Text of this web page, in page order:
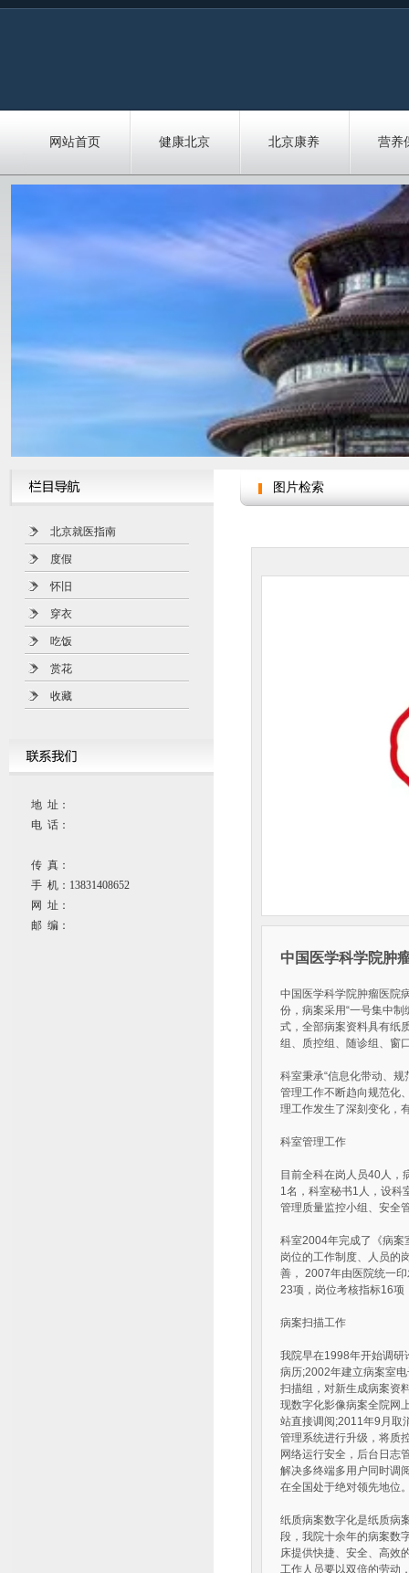
网站首页 健康北京 北京康养 营养
地 址：
电 话：
传 真：
手 机：13831408652
网 址：
邮 编：
北京就医指南
度假
怀旧
穿衣
吃饭
赏花
收藏
图片检索
中国医学科学院肿
中国医学科学院肿瘤医院
份，病案采用“一号集中
式，全部病案资料具有纸
组、质控组、随诊组、窗
科室秉承“信息化带动、
管理工作不断趋向规范化
理工作发生了深刻变化，
科室管理工作
目前全科在岗人员40人，
1名，科室秘书1人，设科
管理质量监控小组、安全
科室2004年完成了《病案
岗位的工作制度、人员的
善， 2007年由医院统一
23项，岗位考核指标16项
病案扫描工作
我院早在1998年开始调研
病历;2002年建立病案室
扫描组，对新生成病案资
现数字化影像病案全院网
站直接调阅;2011年9月取
管理系统进行升级，将质
网络运行安全，后台日志
解决多终端多用户同时调
在全国处于绝对领先地位
纸质病案数字化是纸质病
段，我院十余年的病案数
床提供快捷、安全、高效
工作人员要以双倍的劳动